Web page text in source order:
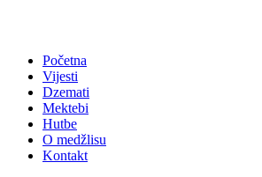
Početna
Vijesti
Dzemati
Mektebi
Hutbe
O medžlisu
Kontakt